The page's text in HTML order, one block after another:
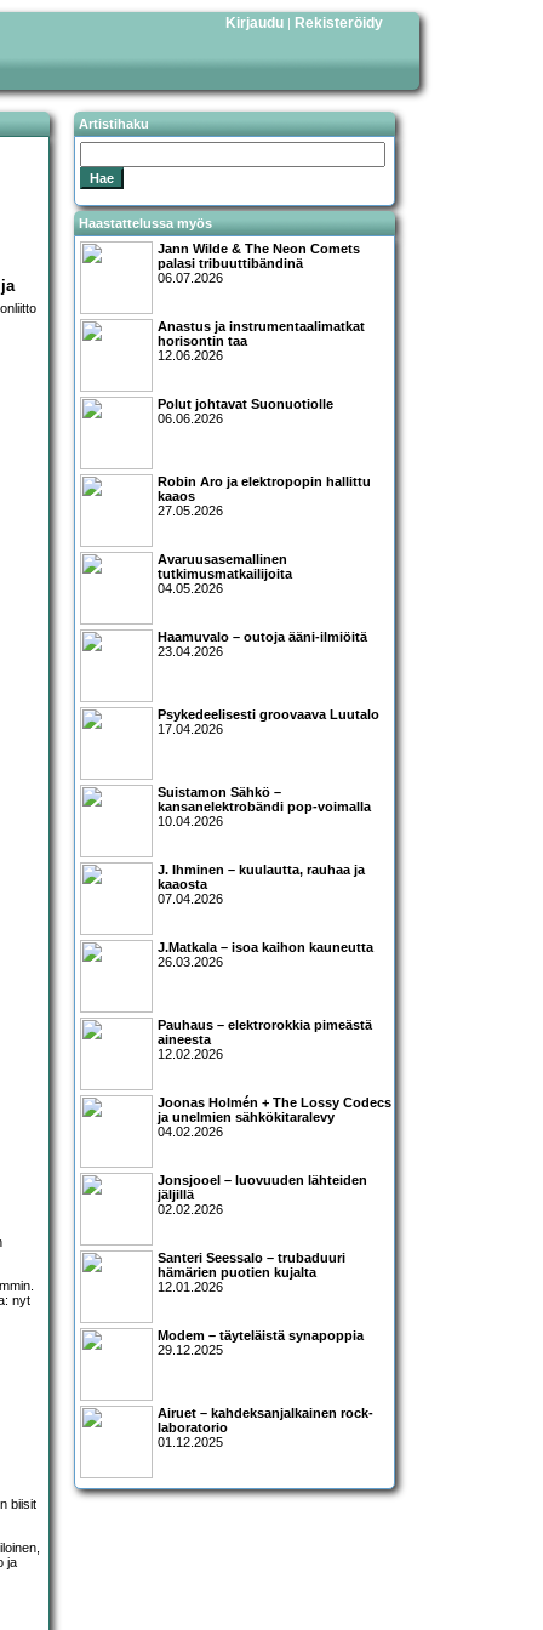
Kirjaudu | Rekisteröidy
nyt
biisit
ja
Artistihaku
Haastattelussa myös
Jann Wilde & The Neon Comets
palasi tribuuttibändinä
06.07.2026
Anastus ja instrumentaalimatkat
horisontin taa
12.06.2026
Polut johtavat Suonuotiolle
06.06.2026
Robin Aro ja elektropopin hallittu
kaaos
27.05.2026
Avaruusasemallinen
tutkimusmatkailijoita
04.05.2026
Haamuvalo – outoja ääni-ilmiöitä
23.04.2026
Psykedeelisesti groovaava Luutalo
17.04.2026
Suistamon Sähkö –
kansanelektrobändi pop-voimalla
10.04.2026
J. Ihminen – kuulautta, rauhaa ja
kaaosta
07.04.2026
J.Matkala – isoa kaihon kauneutta
26.03.2026
Pauhaus – elektrorokkia pimeästä
aineesta
12.02.2026
Joonas Holmén + The Lossy Codecs
ja unelmien sähkökitaralevy
04.02.2026
Jonsjooel – luovuuden lähteiden
jäljillä
02.02.2026
Santeri Seessalo – trubaduuri
hämärien puotien kujalta
12.01.2026
Modem – täyteläistä synapoppia
29.12.2025
Airuet – kahdeksanjalkainen rock-
laboratorio
01.12.2025